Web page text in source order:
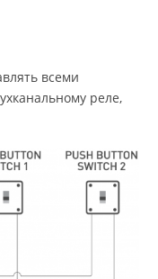
всеми
реле,